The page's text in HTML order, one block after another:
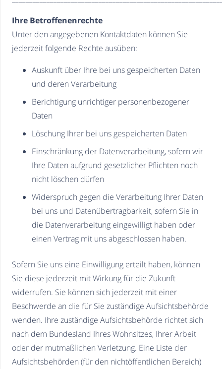
Ihre Betroffenenrechte
Unter den angegebenen Kontaktdaten können Sie
jederzeit folgende Rechte ausüben:
Auskunft über Ihre bei uns gespeicherten Daten
und deren Verarbeitung
Berichtigung unrichtiger personenbezogener
Daten
Löschung Ihrer bei uns gespeicherten Daten
Einschränkung der Datenverarbeitung, sofern wir
Ihre Daten aufgrund gesetzlicher Pflichten noch
nicht löschen dürfen
Widerspruch gegen die Verarbeitung Ihrer Daten
bei uns und Datenübertragbarkeit, sofern Sie in
die Datenverarbeitung eingewilligt haben oder
einen Vertrag mit uns abgeschlossen haben.
Sofern Sie uns eine Einwilligung erteilt haben, können
Sie diese jederzeit mit Wirkung für die Zukunft
widerrufen. Sie können sich jederzeit mit einer
Beschwerde an die für Sie zuständige Aufsichtsbehörde
wenden. Ihre zuständige Aufsichtsbehörde richtet sich
nach dem Bundesland Ihres Wohnsitzes, Ihrer Arbeit
oder der mutmaßlichen Verletzung. Eine Liste der
Aufsichtsbehörden (für den nichtöffentlichen Bereich)